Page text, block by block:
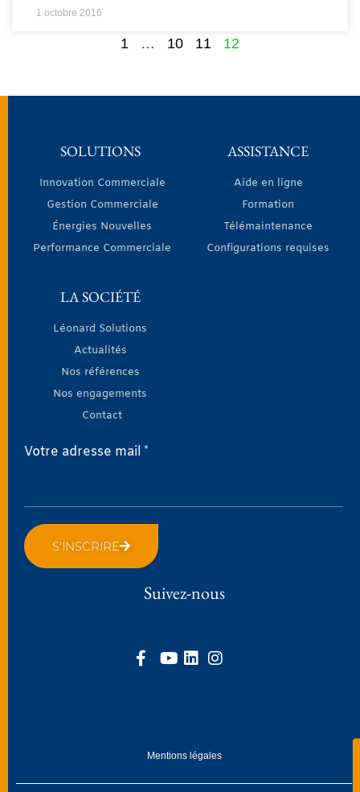
1 octobre 2016
1 … 10 11 12
SOLUTIONS
Innovation Commerciale
Gestion Commerciale
Énergies Nouvelles
Performance Commerciale
ASSISTANCE
Aide en ligne
Formation
Télémaintenance
Configurations requises
LA SOCIÉTÉ
Léonard Solutions
Actualités
Nos références
Nos engagements
Contact
Votre adresse mail *
S'INSCRIRE
Suivez-nous
Mentions légales